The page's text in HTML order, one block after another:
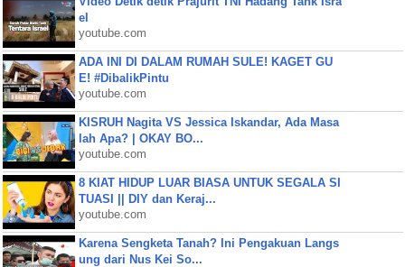
el
youtube.com
ADA INI DI DALAM RUMAH SULE! KAGET GU
E! #DibalikPintu
youtube.com
KISRUH Nagita VS Jessica Iskandar, Ada Masa
lah Apa? | OKAY BO...
youtube.com
8 KIAT HIDUP LUAR BIASA UNTUK SEGALA SI
TUASI || DIY dan Keraj...
youtube.com
Karena Sengketa Tanah? Ini Pengakuan Langs
ung dari Nus Kei So...